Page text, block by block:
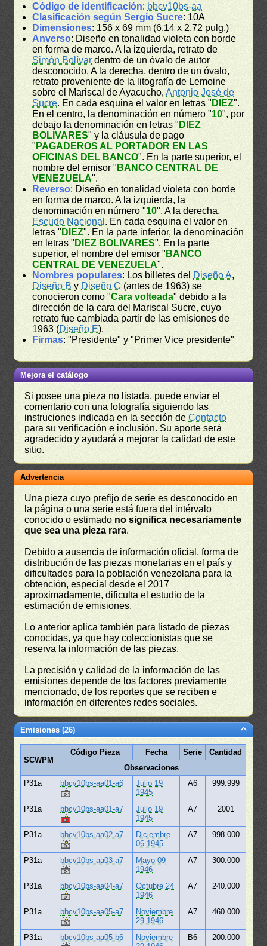
Código de identificación: bbcv10bs-aa
Clasificación según Sergio Sucre: 10A
Dimensiones: 156 x 69 mm (6,14 x 2,72 pulg.)
Anverso: Diseño en tonalidad violeta con borde
en forma de marco. A la izquierda, retrato de
Simón Bolívar dentro de un óvalo de autor
desconocido. A la derecha, dentro de un óvalo,
retrato proveniente de la litografía de Lemoine
sobre el Mariscal de Ayacucho,Antonio José de
Sucre. En cada esquina el valor en letras " DIEZ".
En el centro, la denominación en número "10", por
debajo la denominación en letras " DIEZ
BOLIVARES" y la cláusula de pago
" PAGADEROS AL PORTADOR EN LAS
OFICINAS DEL BANCO". En la parte superior, el
nombre del emisor " BANCO CENTRAL DE
VENEZUELA".
Reverso: Diseño en tonalidad violeta con borde
en forma de marco. A la izquierda, la
denominación en número "10". A la derecha,
Escudo Nacional . En cada esquina el valor en
letras " DIEZ". En la parte inferior, la denominación
en letras " DIEZ BOLIVARES". En la parte
superior, el nombre del emisor " BANCO
CENTRAL DE VENEZUELA".
Nombres populares: Los billetes del Diseño A,
Diseño B y Diseño C (antes de 1963) se
conocieron como "Cara volteada" debido a la
dirección de la cara del Mariscal Sucre, cuyo
retrato fue cambiada partir de las emisiones de
1963 (Diseño E).
Firmas: "Presidente" y "Primer Vice presidente"
Mejora el catálogo
Si posee una pieza no listada, puede enviar el
comentario con una fotografía siguiendo las
instruciones indicada en la sección deContacto
para su verificación e inclusión. Su aporte será
agradecido y ayudará a mejorar la calidad de este
sitio.
Advertencia
Una pieza cuyo prefijo de serie es desconocido en
la página o una serie está fuera del intérvalo
conocido o estimado no significa necesariamente
que sea una pieza rara.
Debido a ausencia de información oficial, forma de
distribución de las piezas monetarias en el país y
dificultades para la población venezolana para la
obtención, especial desde el 2017
aproximadamente, dificulta el estudio de la
estimación de emisiones.
Lo anterior aplica también para listado de piezas
conocidas, ya que hay coleccionistas que se
reserva la información de las piezas.
La precisión y calidad de la información de las
emisiones depende de los factores previamente
mencionado, de los reportes que se reciben e
información en diferentes redes sociales.
Emisiones (26)
SCWPM
Código Pieza Fecha Serie
Cantidad
Observaciones
P31a
bbcv10bs-aa01-a6
Julio 19
1945
A6 999.999
P31a bbcv10bs-aa01-a7
Julio 19
1945
A7 2001
P31a bbcv10bs-aa02-a7
Diciembre
06 1945
A7 998.000
P31a bbcv10bs-aa03-a7
Mayo 09
1946
A7 300.000
P31a bbcv10bs-aa04-a7
Octubre 24
1946
A7 240.000
P31a bbcv10bs-aa05-a7
Noviembre
29 1946
A7 460.000
P31a bbcv10bs-aa05-b6
Noviembre
B6 200.000